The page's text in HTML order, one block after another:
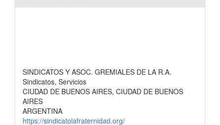
SINDICATOS Y ASOC. GREMIALES DE LA R.A.
Sindicatos, Servicios
CIUDAD DE BUENOS AIRES, CIUDAD DE BUENOS
AIRES
ARGENTINA
https://sindicatolafraternidad.org/